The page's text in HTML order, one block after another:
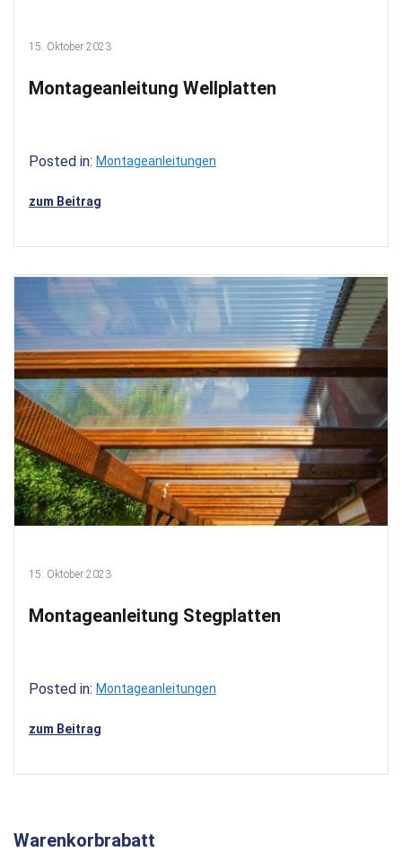
15. Oktober 2023
Montageanleitung Wellplatten
Posted in: Montageanleitungen
zum Beitrag
15. Oktober 2023
Montageanleitung Stegplatten
Posted in: Montageanleitungen
zum Beitrag
Warenkorbrabatt